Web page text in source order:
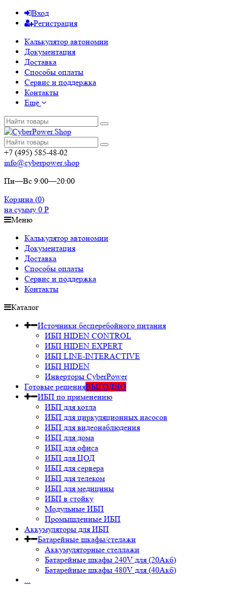
Вход
Регистрация
Калькулятор автономии
Документация
Доставка
Способы оплаты
Сервис и поддержка
Контакты
Ещё
+7 (495) 585-48-02
info@cyberpower.shop
Пн—Вс 9:00—20:00
Корзина (0)
на сумму 0 Р
Меню
Калькулятор автономии
Документация
Доставка
Способы оплаты
Сервис и поддержка
Контакты
Каталог
Источники бесперебойного питания
ИБП HIDEN CONTROL
ИБП HIDEN EXPERT
ИБП LINE-INTERACTIVE
ИБП HIDEN
Инверторы CyberPower
Готовые решенияВЫГОДНО
ИБП по применению
ИБП для котла
ИБП для циркуляционных насосов
ИБП для видеонаблюдения
ИБП для дома
ИБП для офиса
ИБП для ЦОД
ИБП для сервера
ИБП для телеком
ИБП для медицины
ИБП в стойку
Модульные ИБП
Промышленные ИБП
Аккумуляторы для ИБП
Батарейные шкафы/стелажи
Аккумуляторные стеллажи
Батарейные шкафы 240V для (20Акб)
Батарейные шкафы 480V для (40Акб)
...